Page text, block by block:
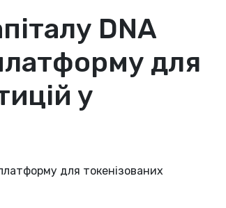
DNA
для
у
для токенізованих